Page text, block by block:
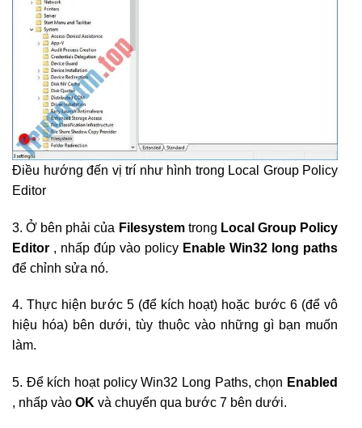
Điều hướng đến vị trí như hình trong Local Group Policy
Editor
3. Ở bên phải của Filesystem trong Local Group Policy
Editor , nhấp đúp vào policy Enable Win32 long paths
để chỉnh sửa nó.
4. Thực hiện bước 5 (để kích hoạt) hoặc bước 6 (để vô
hiệu hóa) bên dưới, tùy thuộc vào những gì bạn muốn
làm.
5. Để kích hoạt policy Win32 Long Paths, chọn Enabled
, nhấp vào OK và chuyển qua bước 7 bên dưới.